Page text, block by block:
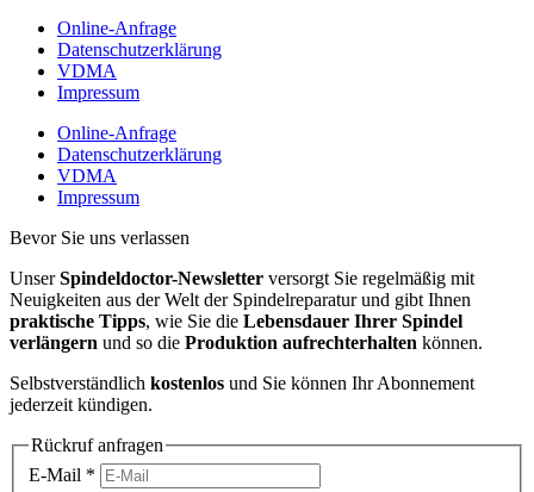
Online-Anfrage
Datenschutzerklärung
VDMA
Impressum
Online-Anfrage
Datenschutzerklärung
VDMA
Impressum
Bevor Sie uns verlassen
UnserSpindeldoctor-Newsletter versorgt Sie regelmäßig mit
Neuigkeiten aus der Welt der Spindelreparatur und gibt Ihnen
praktische Tipps, wie Sie die Lebensdauer Ihrer Spindel
verlängern und so die Produktion aufrechterhalten können.
Selbstverständlich kostenlos und Sie können Ihr Abonnement
jederzeit kündigen.
Rückruf anfragen
E-Mail *